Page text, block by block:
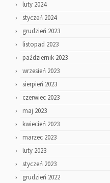
luty 2024
styczeń 2024
grudzień 2023
listopad 2023
październik 2023
wrzesień 2023
sierpień 2023
czerwiec 2023
maj 2023
kwiecień 2023
marzec 2023
luty 2023
styczeń 2023
grudzień 2022